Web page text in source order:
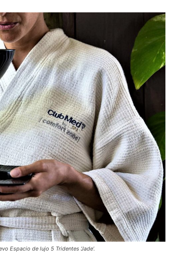
Espacio de lujo 5 Tridentes ‘Jade’.